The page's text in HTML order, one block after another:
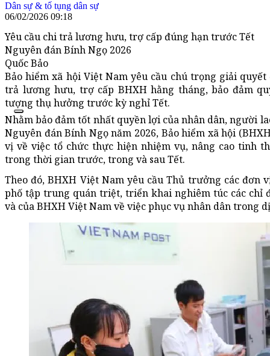
Dân sự & tố tụng dân sự
06/02/2026 09:18
Yêu cầu chi trả lương hưu, trợ cấp đúng hạn trước Tết
Nguyên đán Bính Ngọ 2026
Quốc Bảo
Bảo hiểm xã hội Việt Nam yêu cầu chú trọng giải
trả lương hưu, trợ cấp BHXH hằng tháng, bảo đảm
tượng thụ hưởng trước kỳ nghỉ Tết.
Nhằm bảo đảm tốt nhất quyền lợi của nhân dân, người
Nguyên đán Bính Ngọ năm 2026, Bảo hiểm xã hội
vị về việc tổ chức thực hiện nhiệm vụ, nâng cao tinh
trong thời gian trước, trong và sau Tết.
Theo đó, BHXH Việt Nam yêu cầu Thủ trưởng các đơn
phố tập trung quán triệt, triển khai nghiêm túc các chỉ
và của BHXH Việt Nam về việc phục vụ nhân dân trong